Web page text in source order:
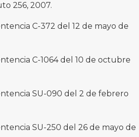
256, 2007.
C-372 del 12 de mayo de
C-1064 del 10 de octubre
SU-090 del 2 de febrero
SU-250 del 26 de mayo de